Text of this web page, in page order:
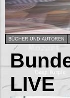
BÜCHER UND AUTOREN
LIVE